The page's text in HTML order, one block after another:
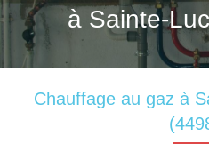
à Sainte-
Chauffage au gaz à